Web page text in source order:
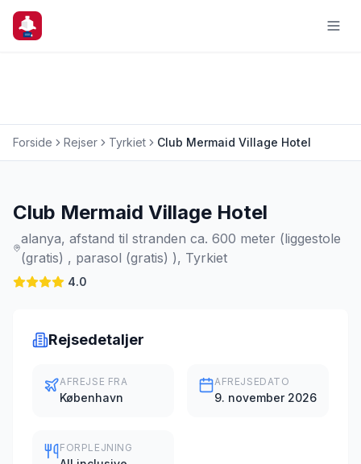
Forside Rejser Tyrkiet Club Mermaid Village Hotel
Club Mermaid Village Hotel
alanya, afstand til stranden ca. 600 meter (liggestole
(gratis) , parasol (gratis) ), Tyrkiet
4.0
Rejsedetaljer
AFREJSE FRA
København
AFREJSEDATO
9. november 2026
FORPLEJNING